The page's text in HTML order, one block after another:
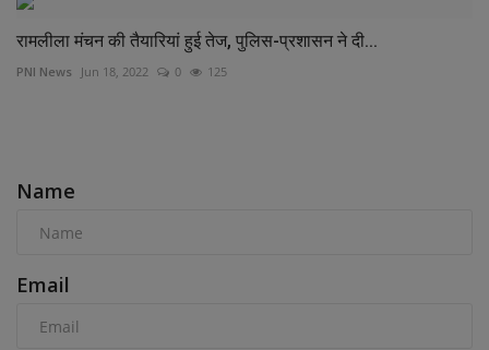
रामलीला मंचन की तैयारियां हुई तेज, पुलिस-प्रशासन ने दी...
PNI News Jun 18, 2022 0 125
Name
Email